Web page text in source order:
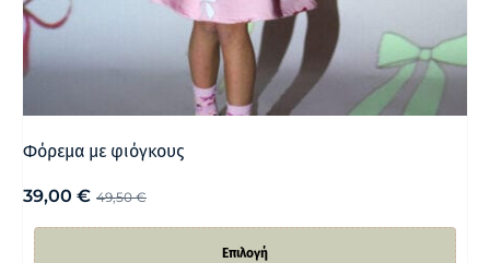
Φόρεμα με φιόγκους
49,50€
39,00 €
Επιλογή